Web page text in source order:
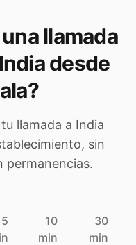
llamada
Indiadesde
?
llamada a India
sin
permanencias.
5
10
min
30
min